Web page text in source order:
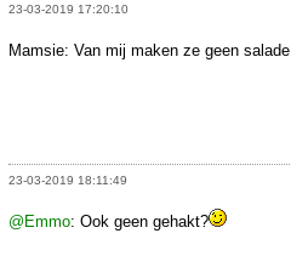
23-03-2019 17:20:10
Mamsie: Van mij maken ze geen salade
23-03-2019 18:11:49
@Emmo: Ook geen gehakt?